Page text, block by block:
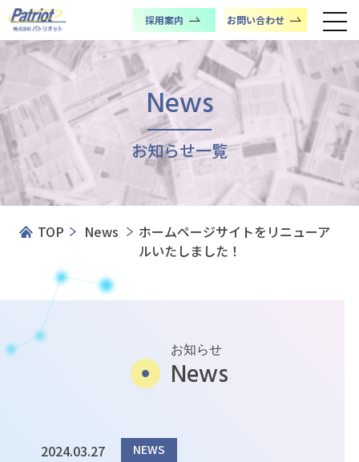
採用案内 お問い合わせ
News
お知らせ一覧
TOP News
ホームページサイトをリニューア
ルいたしました！
お知らせ
News
2024.03.27 NEWS